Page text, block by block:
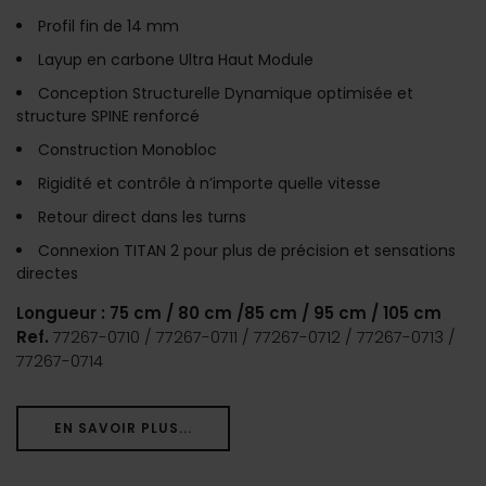
Profil fin de 14 mm
Layup en carbone Ultra Haut Module
Conception Structurelle Dynamique optimisée et
structure SPINE renforcé
Construction Monobloc
Rigidité et contrôle à n’importe quelle vitesse
Retour direct dans les turns
Connexion TITAN 2 pour plus de précision et sensations
directes
Longueur : 75 cm / 80 cm /85 cm / 95 cm / 105 cm
Ref. 77267-0710 / 77267-0711 / 77267-0712 / 77267-0713 /
77267-0714
EN SAVOIR PLUS...